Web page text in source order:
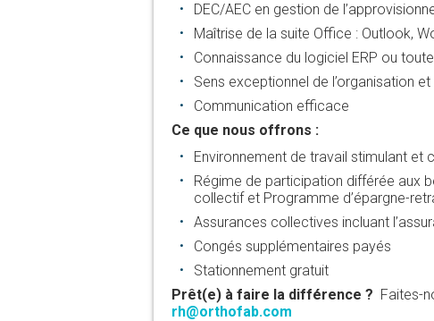
DEC/AEC en gestion de
Maîtrise de la suite Office : Outlook,
Connaissance du logiciel ERP ou
Sens exceptionnel de l’organisation
Communication efficace
Ce que nous offrons :
Environnement de travail stimulant et
Régime de participation différée aux
collectif et Programme d’épargne-
Assurances collectives incluant
Congés supplémentaires payés
Stationnement gratuit
Prêt(e) à faire la différence ? Faites-
rh@orthofab.com